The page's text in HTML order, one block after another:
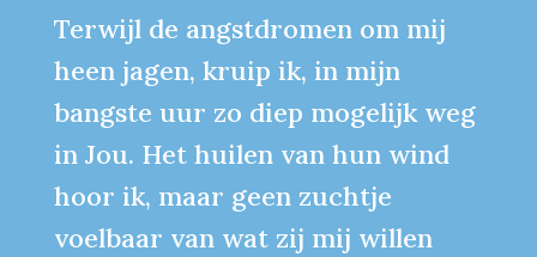
Terwijl de angstdromen om mij
heen jagen, kruip ik, in mijn
bangste uur zo diep mogelijk weg
in Jou. Het huilen van hun wind
hoor ik, maar geen zuchtje
voelbaar van wat zij mij willen